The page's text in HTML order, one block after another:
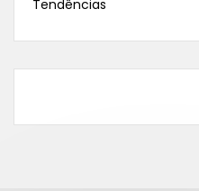
Tendências